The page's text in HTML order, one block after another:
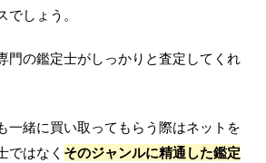
しょう。
門の鑑定士がしっかりと査定してくれ
一緒に買い取ってもらう際はネットを
ではなく そのジャンルに精通した鑑定